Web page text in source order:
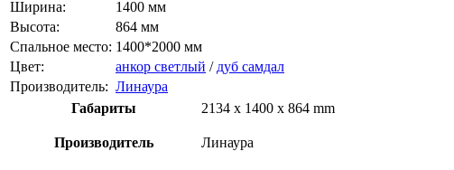
Ширина:
1400 мм
Высота:
864 мм
Спальное место: 1400*2000 мм
Цвет:
анкор светлый / дуб самдал
Производитель: Линаура
Габариты
2134 x 1400 x 864 mm
Производитель Линаура